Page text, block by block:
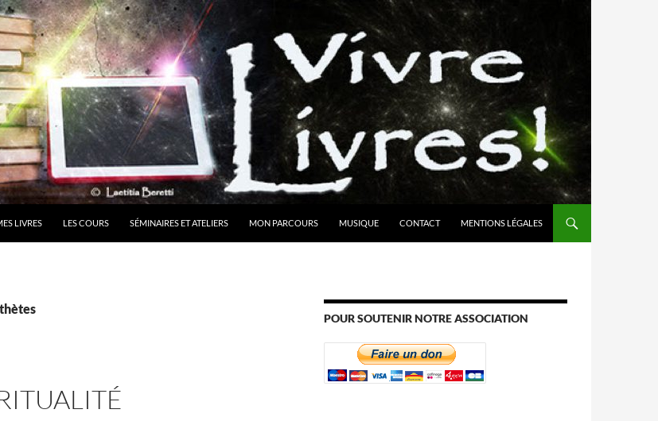
LIVRES LES COURS SÉMINAIRES ET ATELIERS MON PARCOURS MUSIQUE CONTACT MENTIONS LÉGALES
POUR SOUTENIR NOTRE ASSOCIATION